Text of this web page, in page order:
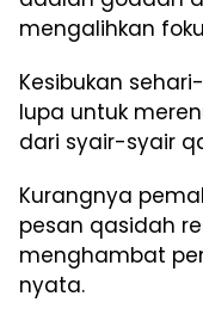
mengalihkan
Kesibukan
lupa untuk
dari syair-syair
Kurangnya
pesan qasidah
menghambat
nyata.